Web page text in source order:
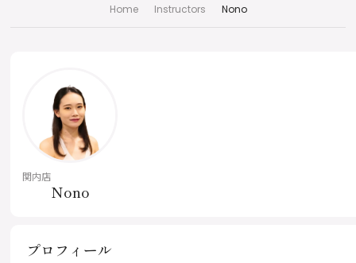
Home Instructors Nono
関内店
Nono
プロフィール